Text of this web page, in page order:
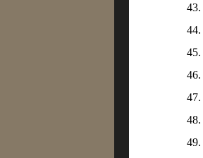
43.
44.
45.
46.
47.
48.
49.